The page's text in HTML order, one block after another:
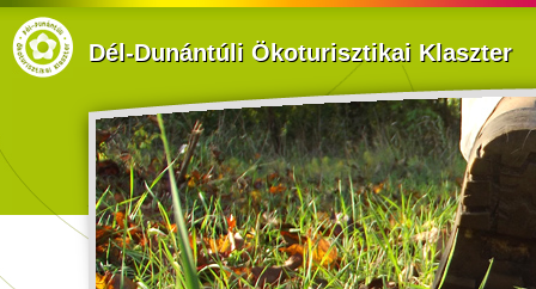
Dél-Dunántúli Ökoturisztikai Klaszter